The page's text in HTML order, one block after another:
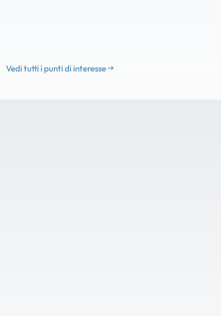
Vedi tutti i punti di interesse